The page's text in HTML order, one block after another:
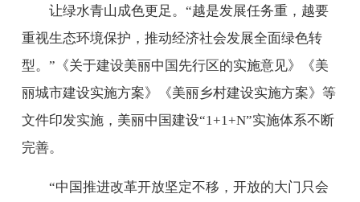
让绿水青山成色更足。“越是发展任务重，越要
重视生态环境保护，推动经济社会发展全面绿色转
型。”《关于建设美丽中国先行区的实施意见》《美
丽城市建设实施方案》《美丽乡村建设实施方案》等
文件印发实施，美丽中国建设“1+1+N”实施体系不断
完善。
“中国推进改革开放坚定不移，开放的大门只会